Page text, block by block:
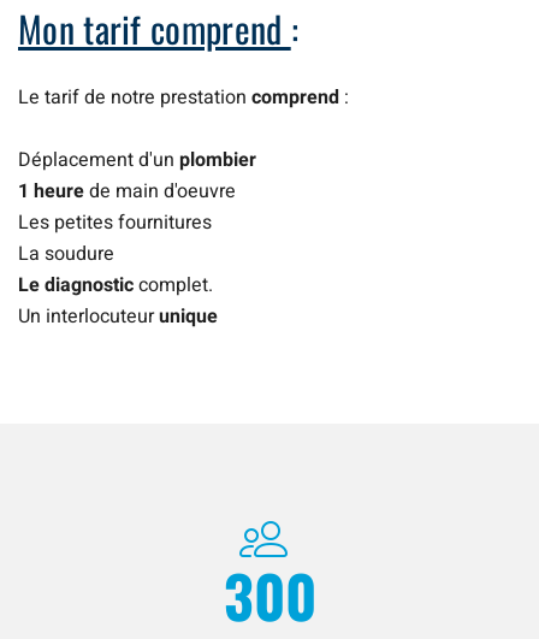
Mon tarif comprend :
Le tarif de notre prestation comprend :
Déplacement d'un plombier
1 heurede main d'oeuvre
Les petites fournitures
La soudure
Le diagnosticcomplet.
Un interlocuteurunique
300